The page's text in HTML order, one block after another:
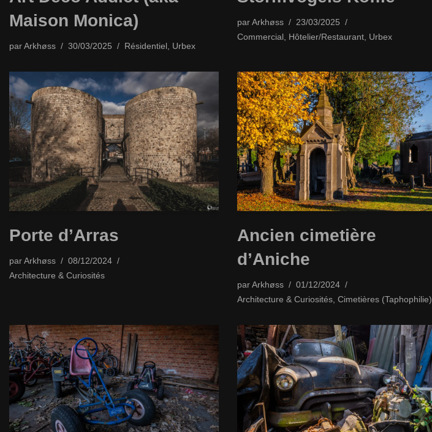
Maison Monica)
parArkhøss 30/03/2025 Résidentiel, Urbex
parArkhøss
23/03/2025
Commercial, Hôtelier/Restaurant, Urbex
Porte d’Arras
parArkhøss
08/12/2024
Architecture & Curiosités
Ancien cimetière
d’Aniche
parArkhøss
01/12/2024
Architecture & Curiosités, Cimetières (Taphophilie)